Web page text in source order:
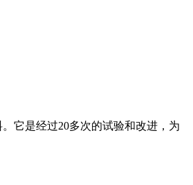
它是经过20多次的试验和改进，为